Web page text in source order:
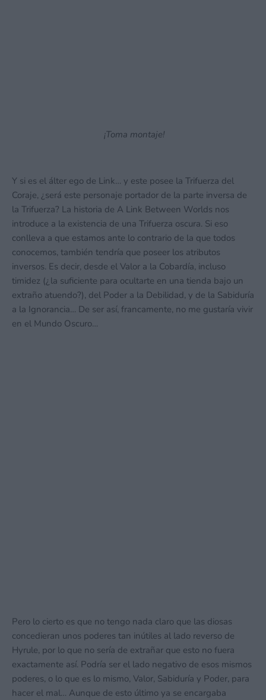
¡Toma montaje!
Y si es el álter ego de Link… y este posee la Trifuerza del
Coraje, ¿será este personaje portador de la parte inversa de
la Trifuerza? La historia de A Link Between Worlds nos
introduce a la existencia de una Trifuerza oscura. Si eso
conlleva a que estamos ante lo contrario de la que todos
conocemos, también tendría que poseer los atributos
inversos. Es decir, desde el Valor a la Cobardía, incluso
timidez (¿la suficiente para ocultarte en una tienda bajo un
extraño atuendo?), del Poder a la Debilidad, y de la Sabiduría
a la Ignorancia… De ser así, francamente, no me gustaría vivir
en el Mundo Oscuro…
Pero lo cierto es que no tengo nada claro que las diosas
concedieran unos poderes tan inútiles al lado reverso de
Hyrule, por lo que no sería de extrañar que esto no fuera
exactamente así. Podría ser el lado negativo de esos mismos
poderes, o lo que es lo mismo, Valor, Sabiduría y Poder, para
hacer el mal… Aunque de esto último ya se encargaba